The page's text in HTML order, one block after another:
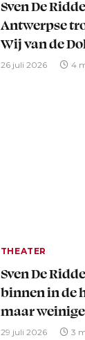
Sven De
Antwerpse
Wij van de
26 juli 2026 4
THEATER
Sven De
binnen in de
maar
29 juli 2026 3